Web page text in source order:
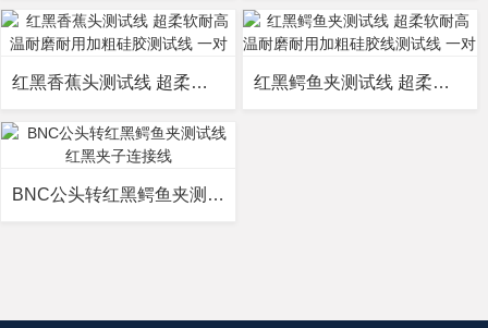
红黑香蕉头测试线 超柔软耐高温耐磨耐用加粗硅胶测试线 一对 红黑鳄鱼夹测试线 超柔软耐高温耐磨耐用加粗硅胶线测试线 一对
BNC公头转红黑鳄鱼夹测试线 红黑夹子连接线